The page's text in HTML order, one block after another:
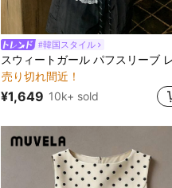
#韓国スタイル
#1 ベストセラー
売り切れ間近！
#1 ベストセラー
売り切れ間近！
#1 ベストセラー
売り切れ間近！
#1 ベストセラー 夜遊び 女性用ブラウス
¥1,649 10k+ sold